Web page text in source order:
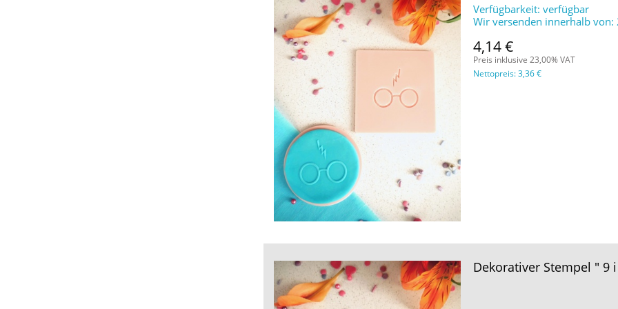
Verfügbarkeit: verfügbar
Wir versenden innerhalb von:
4,14 €
Preis inklusive 23,00% VAT
Nettopreis:3,36 €
Dekorativer Stempel " 9